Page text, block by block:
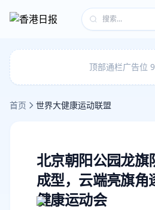
顶部通栏广告位
首页 世界大健康运动联盟
北京朝阳公园龙旗
成型，云端亮旗角
健康运动会